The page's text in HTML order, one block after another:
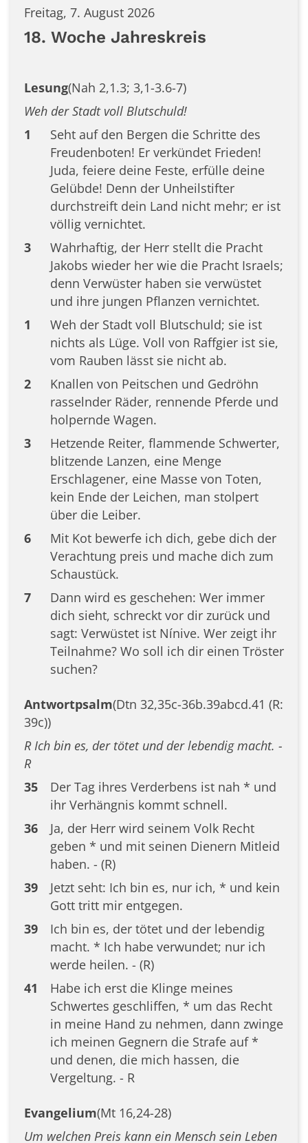
Freitag, 7. August 2026
18. Woche Jahreskreis
Lesung(Nah 2,1.3; 3,1-3.6-7)
Weh der Stadt voll Blutschuld!
1
Seht auf den Bergen die Schritte des
Freudenboten! Er verkündet Frieden!
Juda, feiere deine Feste, erfülle deine
Gelübde! Denn der Unheilstifter
durchstreift dein Land nicht mehr; er ist
völlig vernichtet.
3
Wahrhaftig, der Herr stellt die Pracht
Jakobs wieder her wie die Pracht Israels;
denn Verwüster haben sie verwüstet
und ihre jungen Pflanzen vernichtet.
1
Weh der Stadt voll Blutschuld; sie ist
nichts als Lüge. Voll von Raffgier ist sie,
vom Rauben lässt sie nicht ab.
2
Knallen von Peitschen und Gedröhn
rasselnder Räder, rennende Pferde und
holpernde Wagen.
3
Hetzende Reiter, flammende Schwerter,
blitzende Lanzen, eine Menge
Erschlagener, eine Masse von Toten,
kein Ende der Leichen, man stolpert
über die Leiber.
6
Mit Kot bewerfe ich dich, gebe dich der
Verachtung preis und mache dich zum
Schaustück.
7
Dann wird es geschehen: Wer immer
dich sieht, schreckt vor dir zurück und
sagt: Verwüstet ist Nínive. Wer zeigt ihr
Teilnahme? Wo soll ich dir einen Tröster
suchen?
Antwortpsalm(Dtn 32,35c-36b.39abcd.41 (R:
39c))
R Ich bin es, der tötet und der lebendig macht. -
R
35
Der Tag ihres Verderbens ist nah * und
ihr Verhängnis kommt schnell.
36
Ja, der Herr wird seinem Volk Recht
geben * und mit seinen Dienern Mitleid
haben. - (R)
39
Jetzt seht: Ich bin es, nur ich, * und kein
Gott tritt mir entgegen.
39
Ich bin es, der tötet und der lebendig
macht. * Ich habe verwundet; nur ich
werde heilen. - (R)
41
Habe ich erst die Klinge meines
Schwertes geschliffen, * um das Recht
in meine Hand zu nehmen, dann zwinge
ich meinen Gegnern die Strafe auf *
und denen, die mich hassen, die
Vergeltung. - R
Evangelium(Mt 16,24-28)
Um welchen Preis kann ein Mensch sein Leben